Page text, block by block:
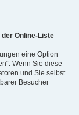
Online-Liste
eine Option
Wenn Sie diese
und Sie selbst
Besucher